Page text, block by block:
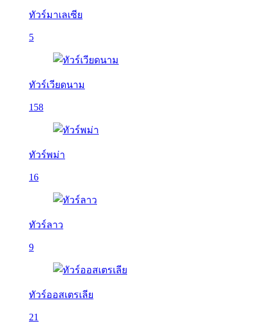
ทัวร์มาเลเซีย
5
ทัวร์เวียดนาม
158
ทัวร์พม่า
16
ทัวร์ลาว
9
ทัวร์ออสเตรเลีย
21